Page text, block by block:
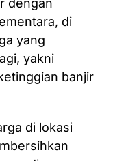
di
yang
yakni
banjir
di lokasi